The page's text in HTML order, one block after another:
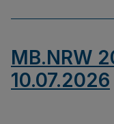
MB.NRW
10.07.2026